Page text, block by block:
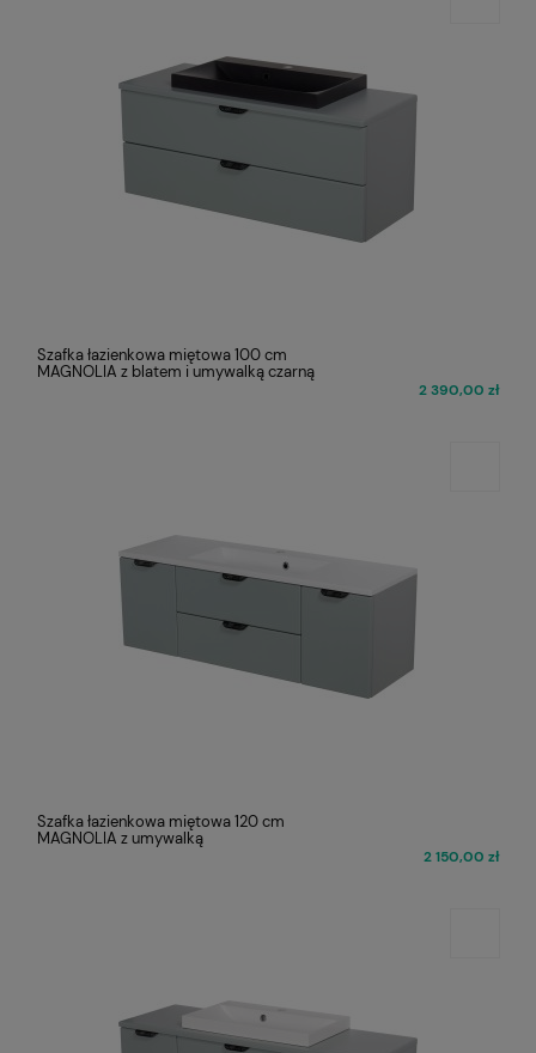
Szafka łazienkowa miętowa 100 cm
MAGNOLIA z blatem i umywalką czarną
2 390,00 zł
Szafka łazienkowa miętowa 120 cm
MAGNOLIA z umywalką
2 150,00 zł